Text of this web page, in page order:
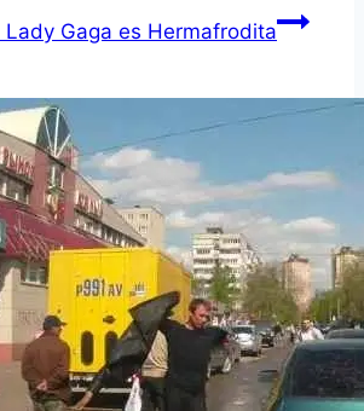
Lady Gaga es Hermafrodita